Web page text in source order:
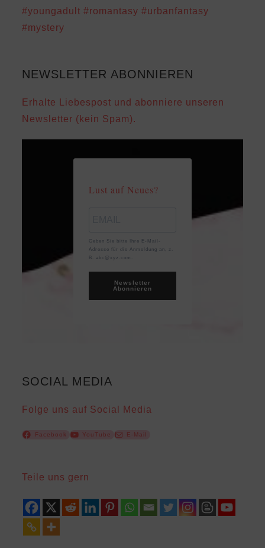
#youngadult #romantasy#urbanfantasy
#mystery
NEWSLETTER ABONNIEREN
Erhalte Liebespost und abonniere unseren
Newsletter (kein Spam).
Lust auf Neues?
Geben Sie bitte Ihre E-Mail-
Adresse für die Anmeldung an, z.
B. abc@xyz.com.
Newsletter
Abonnieren
SOCIAL MEDIA
Folge uns auf Social Media
Facebook YouTube E-Mail
Teile uns gern